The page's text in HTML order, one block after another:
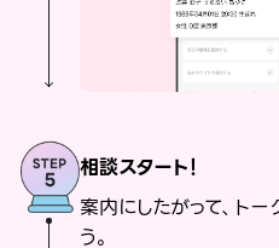
相談スタート！
案内にしたがって、ト
う。